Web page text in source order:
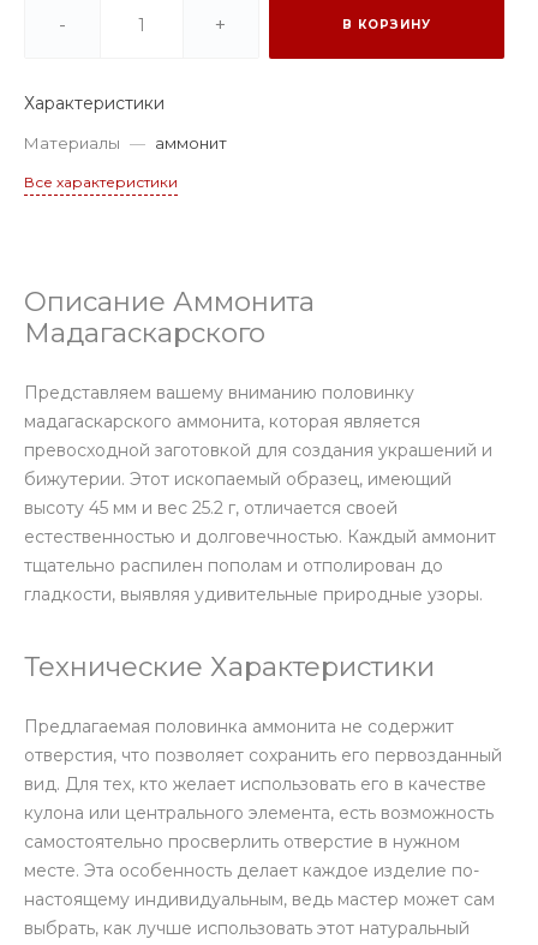
- + В КОРЗИНУ
Характеристики
Материалы — аммонит
Все характеристики
Описание Аммонита
Мадагаскарского
Представляем вашему вниманию половинку
мадагаскарского аммонита, которая является
превосходной заготовкой для создания украшений и
бижутерии. Этот ископаемый образец, имеющий
высоту 45 мм и вес 25.2 г, отличается своей
естественностью и долговечностью. Каждый аммонит
тщательно распилен пополам и отполирован до
гладкости, выявляя удивительные природные узоры.
Технические Характеристики
Предлагаемая половинка аммонита не содержит
отверстия, что позволяет сохранить его первозданный
вид. Для тех, кто желает использовать его в качестве
кулона или центрального элемента, есть возможность
самостоятельно просверлить отверстие в нужном
месте. Эта особенность делает каждое изделие по-
настоящему индивидуальным, ведь мастер может сам
выбрать, как лучше использовать этот натуральный